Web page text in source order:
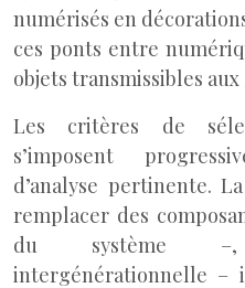
numérisés en
ces ponts entre
objets transmissibles
Les critères de
s’imposent
d’analyse pertinente.
remplacer des
du système
intergénérationnelle –